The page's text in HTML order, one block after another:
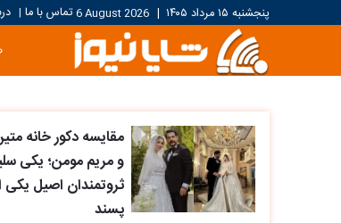
پنجشنبه ۱۵ مرداد ۱۴۰۵ |
6 August 2026تماس با ما |
مقایسه دکور خانه
و مریم مومن؛ یکی
ثروتمندان اصیل یکی
پسند